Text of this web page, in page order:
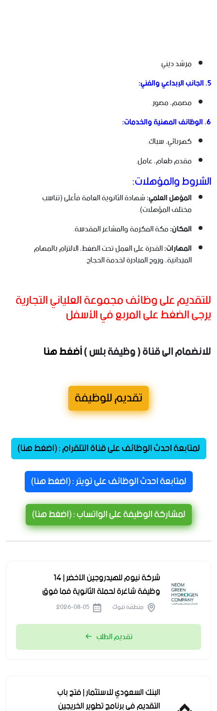
مرشد ديني.
5. الجانب الإبداعي والفني:
مصمم، مصور.
6. الوظائف المهنية والخدمات:
كهربائي، سباك.
مقدم طعام، عامل.
الشروط والمؤهلات:
المؤهل العلمي:شهادة الثانوية العامة فأعلى (تناسب
مختلف المؤهلات).
المكان:مكة المكرمة والمشاعر المقدسة.
المهارات:القدرة على العمل تحت الضغط، الالتزام بالمهام
الميدانية، وروح المبادرة لخدمة الحجاج.
للتقديم على وظائف مجموعة العلياني التجارية
يرجى الضغط على المربع في الأسفل
للانضمام الى قناة ( وظيفة بلس )أضغط هنا
تقديم للوظيفة
لمتابعة احدث الوظائف على قناة التلقرام : (اضغط هنا)
لمتابعة احدث الوظائف على تويتر : (اضغط هنا)
لمشاركة الوظيفة على الواتساب : (اضغط هنا)
شركة نيوم للهيدروجين الأخضر | 14
وظيفة شاغرة لحملة الثانوية فما فوق
منطقة تبوك
تقديم الطلب
البنك السعودي للاستثمار | فتح باب
التقديم في برنامج تطوير الخريجين